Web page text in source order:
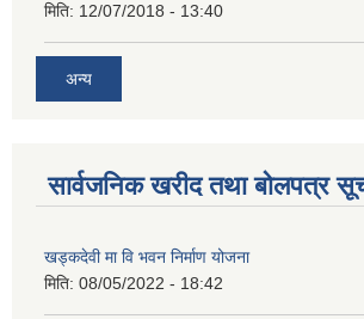
मिति: 12/07/2018 - 13:40
अन्य
सार्वजनिक खरीद तथा बोलपत्र
खड्कदेवी मा वि भवन निर्माण योजना
मिति: 08/05/2022 - 18:42